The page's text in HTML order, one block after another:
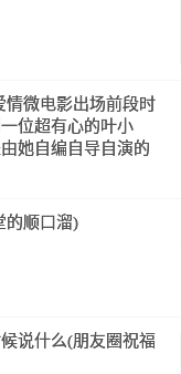
情微电影出场前段时
位超有心的叶小
她自编自导自演的
来宾聚焦大荧幕从
的顺口溜)
说什么(朋友圈祝福